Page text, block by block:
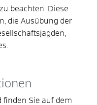
beachten. Diese
die Ausübung der
finden Sie auf dem